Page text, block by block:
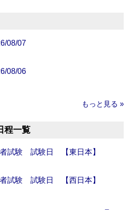
08/07
08/06
もっと見る »
程一覧
試験 試験日 【東日本】
試験 試験日 【西日本】